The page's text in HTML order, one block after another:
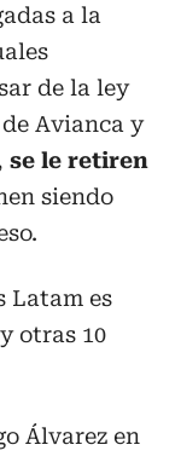
a la
de la ley
de Avianca y
se le retiren
siendo
Latam es
otras 10
Álvarez en